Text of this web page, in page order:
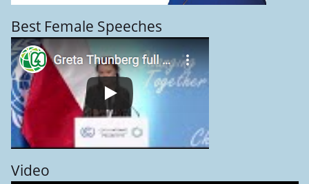
Best Female Speeches
Video